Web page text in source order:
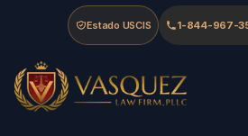
Skip to main content
Skip to navigation
Skip to footer
Estado USCIS 1-844-967-
Vasquez Law Firm - Home